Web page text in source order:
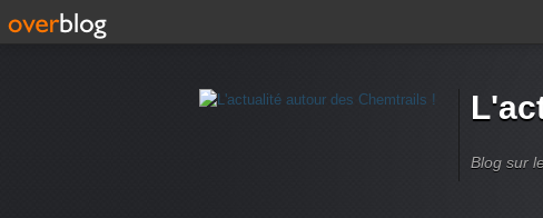
Blog sur